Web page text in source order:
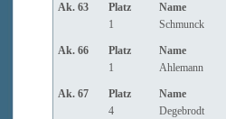
Ak. 63 Platz Name
1
Schmunck
Ak. 66 Platz Name
1
Ahlemann
Ak. 67 Platz Name
4
Degebrodt